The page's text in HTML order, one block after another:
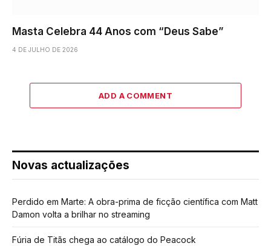
Masta Celebra 44 Anos com “Deus Sabe”
4 DE JULHO DE 2026
ADD A COMMENT
Novas actualizações
Perdido em Marte: A obra-prima de ficção científica com Matt
Damon volta a brilhar no streaming
Fúria de Titãs chega ao catálogo do Peacock